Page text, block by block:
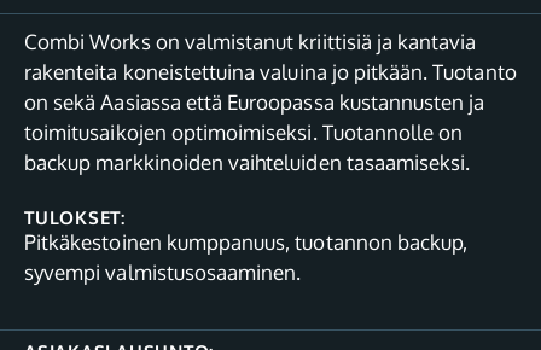
Combi Works on valmistanut kriittisiä ja kantavia
rakenteita koneistettuina valuina jo pitkään. Tuotanto
on sekä Aasiassa että Euroopassa kustannusten ja
toimitusaikojen optimoimiseksi. Tuotannolle on
backup markkinoiden vaihteluiden tasaamiseksi.
TULOKSET:
Pitkäkestoinen kumppanuus, tuotannon backup,
syvempi valmistusosaaminen.